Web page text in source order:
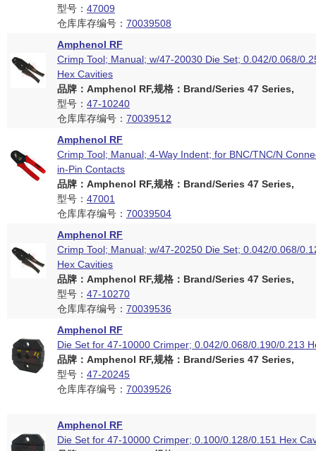
型号： 47009
仓库库存编号： 70039508
Amphenol RF
Crimp Tool; Manual; w/47-20030 Die Set; 0.042/0.068/
Hex Cavities
品牌：Amphenol RF,规格：Brand/Series 47 Series,
型号： 47-10240
仓库库存编号： 70039512
Amphenol RF
Crimp Tool; Manual; 4-Way Indent; for BNC/TNC/N
in-Pin Contacts
品牌：Amphenol RF,规格：Brand/Series 47 Series,
型号： 47001
仓库库存编号： 70039504
Amphenol RF
Crimp Tool; Manual; w/47-20250 Die Set; 0.042/0.068/
Hex Cavities
品牌：Amphenol RF,规格：Brand/Series 47 Series,
型号： 47-10270
仓库库存编号： 70039536
Amphenol RF
Die Set for 47-10000 Crimper; 0.042/0.068/0.190/0.213
品牌：Amphenol RF,规格：Brand/Series 47 Series,
型号： 47-20245
仓库库存编号： 70039526
Amphenol RF
Die Set for 47-10000 Crimper; 0.100/0.128/0.151 Hex